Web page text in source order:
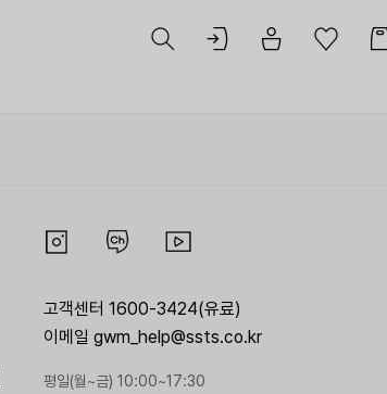
고객센터 1600-3424(유료)
이메일 gwm_help@ssts.co.kr
평일(월~금) 10:00~17:30